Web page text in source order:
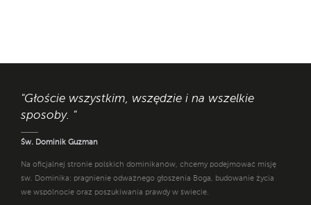
"Głoście wszystkim, wszędzie i na wszelkie
sposoby. "
Św. Dominik Guzman
Na oficjalnej stronie polskich dominikanów, chcemy podejmować misję
św. Dominika: pragnienie odważnego głoszenia Boga, budowanie życia
we wspólnocie oraz poszukiwania prawdy w świecie.